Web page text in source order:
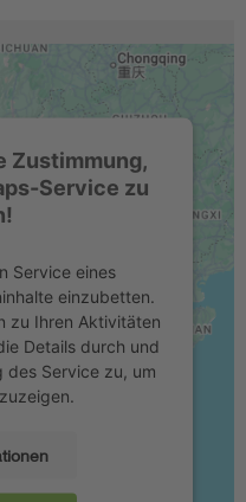
Zustimmung,
Service zu
Service eines
einzubetten.
zu Ihren Aktivitäten
Details durch und
des Service zu, um